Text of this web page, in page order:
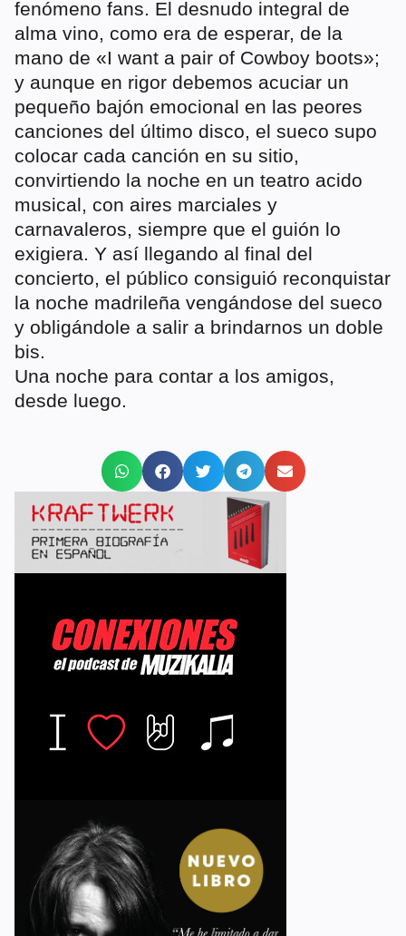
fenómeno fans. El desnudo integral de
alma vino, como era de esperar, de la
mano de «I want a pair of Cowboy boots»;
y aunque en rigor debemos acuciar un
pequeño bajón emocional en las peores
canciones del último disco, el sueco supo
colocar cada canción en su sitio,
convirtiendo la noche en un teatro acido
musical, con aires marciales y
carnavaleros, siempre que el guión lo
exigiera. Y así llegando al final del
concierto, el público consiguió reconquistar
la noche madrileña vengándose del sueco
y obligándole a salir a brindarnos un doble
bis.
Una noche para contar a los amigos,
desde luego.